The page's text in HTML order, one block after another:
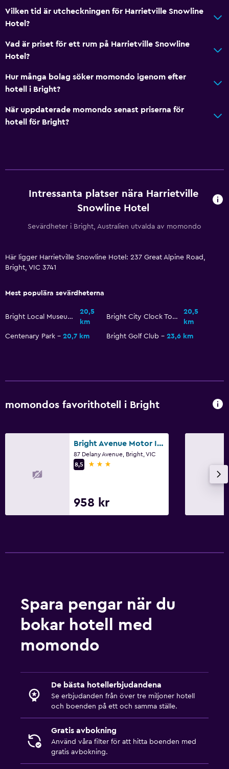
Privat parkering
Elektriska filtar
Garderob eller klädkammare
Allmänt
Media och underhållning
Tillgänglighet och lämplighet
Rökfria rum tillgängliga
Utomhus
Övervakningskameror i gemensamma utrymmen
Barnvakt eller crèche
Skrivbord
Vilken tid är utcheckningen för Harrietville Snowline
Hotel?
Vad är priset för ett rum på Harrietville Snowline
Hotel?
Hur många bolag söker momondo igenom efter
hotell i Bright?
När uppdaterade momondo senast priserna för
hotell för Bright?
Intressanta platser nära Harrietville
Snowline Hotel
Sevärdheter i Bright, Australien utvalda av momondo
Här ligger Harrietville Snowline Hotel: 237 Great Alpine Road,
Bright, VIC 3741
Mest populära sevärdheterna
Bright Local Museum
20,5
km
Bright City Clock Tower
20,5
km
Centenary Park
20,7 km Bright Golf Club 23,6 km
momondos favorithotell i Bright
Bright Avenue Motor Inn
87 Delany Avenue, Bright, VIC
8,5
3 stjärnor
958 kr
Spara pengar när du
bokar hotell med
momondo
De bästa hotellerbjudandena
Se erbjudanden från över tre miljoner hotell
och boenden på ett och samma ställe.
Gratis avbokning
Använd våra filter för att hitta boenden med
gratis avbokning.